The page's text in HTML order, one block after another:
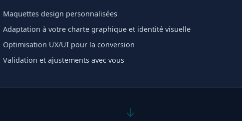
Maquettes design personnalisées
Adaptation à votre charte graphique et identité visuelle
Optimisation UX/UI pour la conversion
Validation et ajustements avec vous
↓